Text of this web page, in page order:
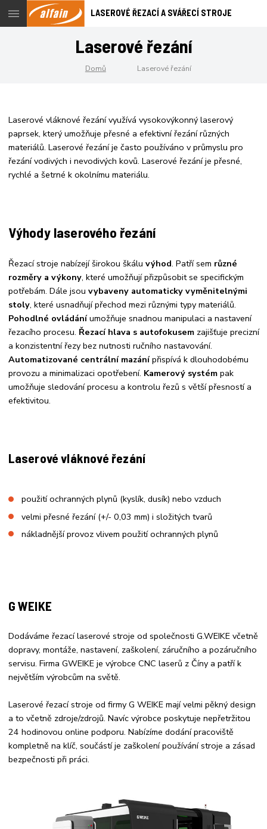
Menu
LASEROVÉ ŘEZACÍ A SVÁŘECÍ STROJE
Laserové řezání
Domů Laserové řezání
Laserové vláknové řezání využívá vysokovýkonný laserový
paprsek, který umožňuje přesné a efektivní řezání různých
materiálů. Laserové řezání je často používáno v průmyslu pro
řezání vodivých i nevodivých kovů. Laserové řezání je přesné,
rychlé a šetrné k okolnímu materiálu.
Výhody laserového řezání
Řezací stroje nabízejí širokou škálu výhod. Patří sem různé
rozměry a výkony, které umožňují přizpůsobit se specifickým
potřebám. Dále jsou vybaveny automaticky vyměnitelnými
stoly, které usnadňují přechod mezi různými typy materiálů.
Pohodlné ovládáníumožňuje snadnou manipulaci a nastavení
řezacího procesu. Řezací hlava s autofokusemzajišťuje precizní
a konzistentní řezy bez nutnosti ručního nastavování.
Automatizované centrální mazánípřispívá k dlouhodobému
provozu a minimalizaci opotřebení. Kamerový systémpak
umožňuje sledování procesu a kontrolu řezů s větší přesností a
efektivitou.
Laserové vláknové řezání
použití ochranných plynů (kyslík, dusík) nebo vzduch
velmi přesné řezání (+/- 0,03 mm) i složitých tvarů
nákladnější provoz vlivem použití ochranných plynů
G WEIKE
Dodáváme řezací laserové stroje od společnosti G.WEIKE včetně
dopravy, montáže, nastavení, zaškolení, záručního a pozáručního
servisu. Firma GWEIKE je výrobce CNC laserů z Číny a patří k
největším výrobcům na světě.
Laserové řezací stroje od firmy G WEIKE mají velmi pěkný design
a to včetně zdroje/zdrojů. Navíc výrobce poskytuje nepřetržitou
24 hodinovou online podporu. Nabízíme dodání pracoviště
kompletně na klíč, součástí je zaškolení používání stroje a zásad
bezpečnosti při práci.